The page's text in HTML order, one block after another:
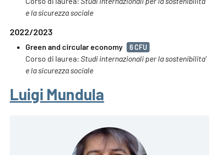
e la sicurezza sociale
2022/2023
Green and circular economy 6 CFU
Corso di laurea: Studi internazionali per la sostenibilita'
e la sicurezza sociale
Luigi Mundula